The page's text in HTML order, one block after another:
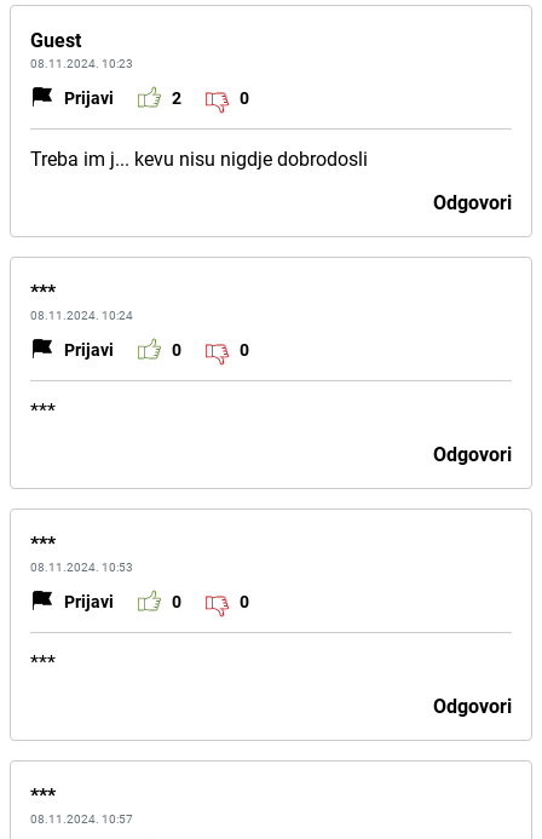
Guest
08.11.2024. 10:23
Prijavi 2 0
Treba im j... kevu nisu nigdje dobrodosli
Odgovori
***
08.11.2024. 10:24
Prijavi 0 0
***
Odgovori
***
08.11.2024. 10:53
Prijavi 0 0
***
Odgovori
***
08.11.2024. 10:57